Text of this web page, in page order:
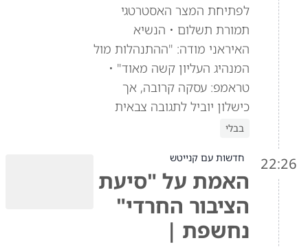
לפתיחת המצר האסטרטגי
תמורת תשלום • הנשיא
האיראני מודה: "ההתנהלות מול
המנהיג העליון קשה מאוד" •
טראמפ: עסקה קרובה, אך
כישלון יוביל לתגובה צבאית
בבלי
22:26 חדשות עם קנייטש
האמת על "סיעת
הציבור החרדי"
נחשפת |